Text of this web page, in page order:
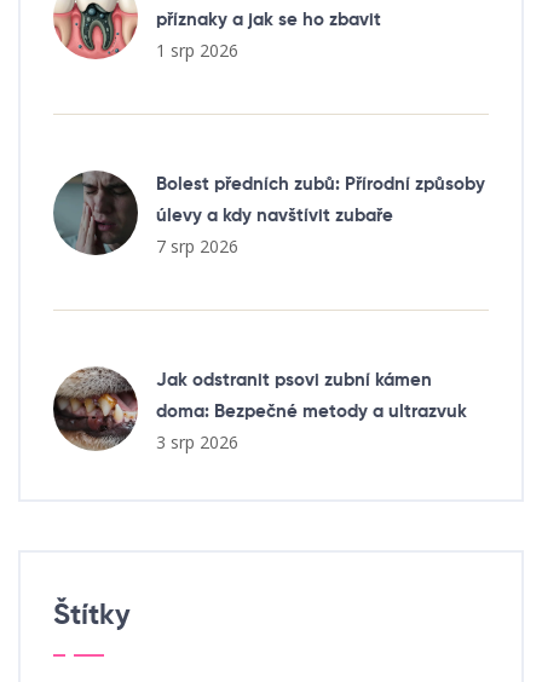
příznaky a jak se ho zbavit
1 srp 2026
Bolest předních zubů: Přírodní způsoby
úlevy a kdy navštívit zubaře
7 srp 2026
Jak odstranit psovi zubní kámen
doma: Bezpečné metody a ultrazvuk
3 srp 2026
Štítky